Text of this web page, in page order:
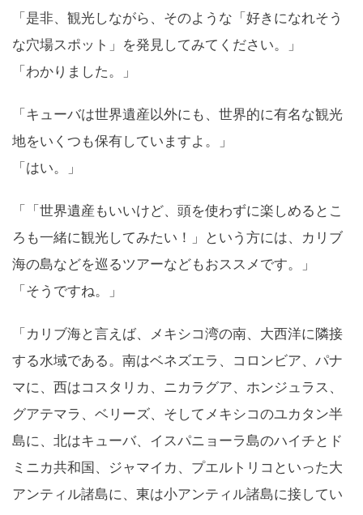
「是非、観光しながら、そのような「好きになれそう
な穴場スポット」を発見してみてください。」
「わかりました。」
「キューバは世界遺産以外にも、世界的に有名な観光
地をいくつも保有していますよ。」
「はい。」
「「世界遺産もいいけど、頭を使わずに楽しめるとこ
ろも一緒に観光してみたい！」という方には、カリブ
海の島などを巡るツアーなどもおススメです。」
「そうですね。」
「カリブ海と言えば、メキシコ湾の南、大西洋に隣接
する水域である。南はベネズエラ、コロンビア、パナ
マに、西はコスタリカ、ニカラグア、ホンジュラス、
グアテマラ、ベリーズ、そしてメキシコのユカタン半
島に、北はキューバ、イスパニョーラ島のハイチとド
ミニカ共和国、ジャマイカ、プエルトリコといった大
アンティル諸島に、東は小アンティル諸島に接してい